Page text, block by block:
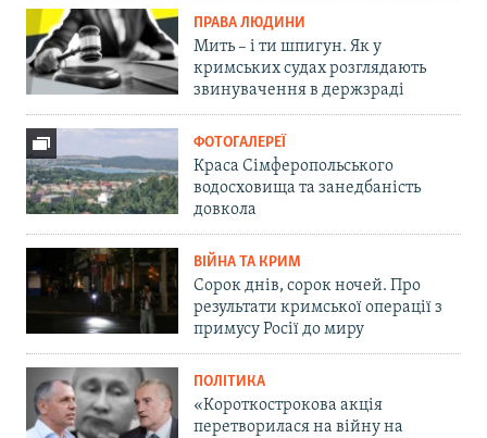
ПРАВА ЛЮДИНИ
Мить – і ти шпигун. Як у
кримських судах розглядають
звинувачення в держзраді
ФОТОГАЛЕРЕЇ
Краса Сімферопольського
водосховища та занедбаність
довкола
ВІЙНА ТА КРИМ
Сорок днів, сорок ночей. Про
результати кримської операції з
примусу Росії до миру
ПОЛІТИКА
«Короткострокова акція
перетворилася на війну на